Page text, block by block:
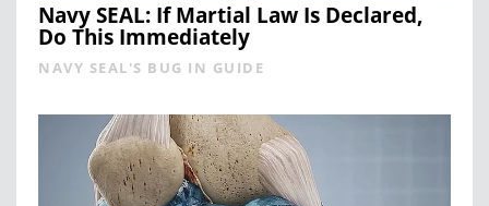
Navy SEAL: If Martial Law Is Declared,
Do This Immediately
NAVY SEAL'S BUG IN GUIDE